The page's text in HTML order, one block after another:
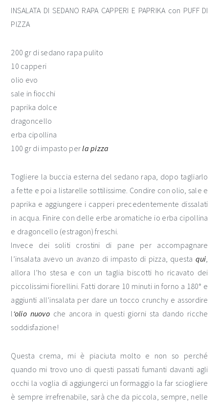
INSALATA DI SEDANO RAPA CAPPERI E PAPRIKA con PUFF DI
PIZZA
200 gr di sedano rapa pulito
10 capperi
olio evo
sale in fiocchi
paprika dolce
dragoncello
erba cipollina
100 gr di impasto perla pizza
Togliere la buccia esterna del sedano rapa, dopo tagliarlo
a fette e poi a listarelle sottilissime. Condire con olio, sale e
paprika e aggiungere i capperi precedentemente dissalati
in acqua. Finire con delle erbe aromatiche io erba cipollina
e dragoncello (estragon) freschi.
Invece dei soliti crostini di pane per accompagnare
l’insalata avevo un avanzo di impasto di pizza, questa qui,
allora l’ho stesa e con un taglia biscotti ho ricavato dei
piccolissimi fiorellini. Fatti dorare 10 minuti in forno a 180° e
aggiunti all’insalata per dare un tocco crunchy e assordire
l‘olio nuovoche ancora in questi giorni sta dando ricche
soddisfazione!
Questa crema, mi è piaciuta molto e non so perché
quando mi trovo uno di questi passati fumanti davanti agli
occhi la voglia di aggiungerci un formaggio la far sciogliere
è sempre irrefrenabile, sarà che da piccola, sempre, nelle